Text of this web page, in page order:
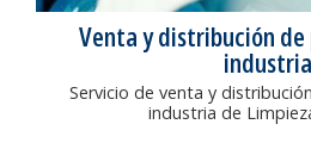
Venta y distribución
industria
Servicio de venta y
industria de